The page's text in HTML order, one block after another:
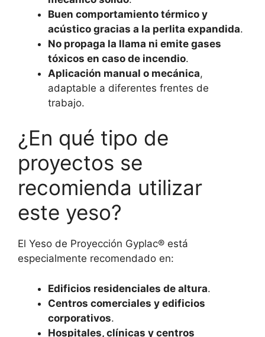
Buen comportamiento térmico y
acústico gracias a la perlita expandida.
No propaga la llama ni emite gases
tóxicos en caso de incendio.
Aplicación manual o mecánica,
adaptable a diferentes frentes de
trabajo.
¿En qué tipo de
proyectos se
recomienda utilizar
este yeso?
El Yeso de Proyección Gyplac® está
especialmente recomendado en:
Edificios residenciales de altura.
Centros comerciales y edificios
corporativos.
Hospitales, clínicas y centros